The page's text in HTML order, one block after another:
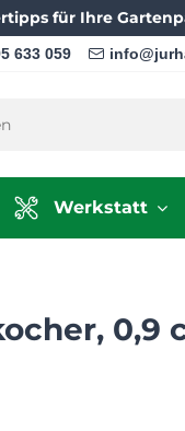
für Ihre
633 059
Werkstatt
0,9